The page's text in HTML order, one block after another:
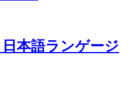
本語ランゲージ